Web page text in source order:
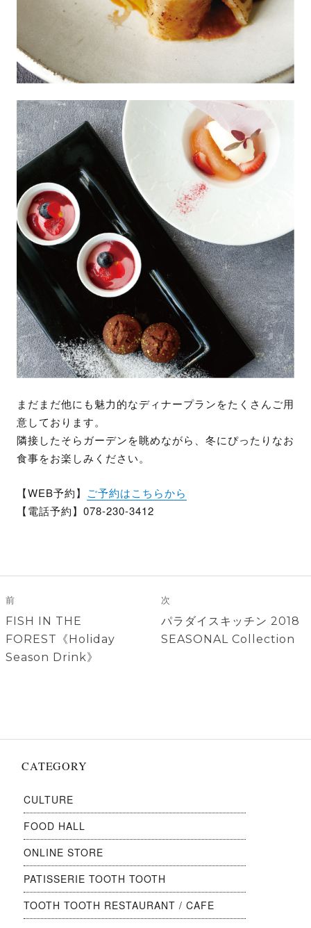
まだまだ他にも魅力的なディナープランをたくさんご用
意しております。
隣接したそらガーデンを眺めながら、冬にぴったりなお
食事をお楽しみください。
【WEB予約】 ご予約はこちらから
【電話予約】078-230-3412
稿
ナ
ビ
ゲ
ン
前
前
の
投
FISH IN THE
FOREST《Holiday
Season Drink》
次
次
の
パラダイスキッチン 2018
SEASONAL Collection
CATEGORY
CULTURE
FOOD HALL
ONLINE STORE
PATISSERIE TOOTH TOOTH
TOOTH TOOTH RESTAURANT / CAFE